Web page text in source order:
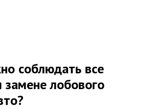
соблюдать все
замене лобового